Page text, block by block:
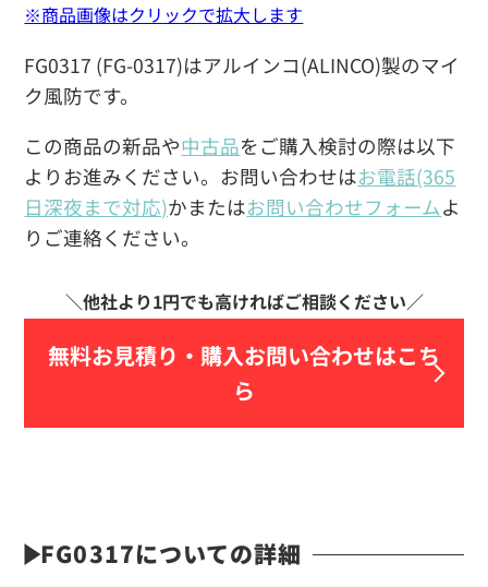
FG0317 (FG-0317)はアルインコ(ALINCO)製のマイ
ク風防です。
この商品の新品や中古品をご購入検討の際は以下
よりお進みください。お問い合わせはお電話(365
日深夜まで対応)かまたはお問い合わせフォームよ
りご連絡ください。
無料お見積り・ 購入お問い合わせはこち
ら
※商品画像はクリックで拡大します
FG0317についての詳細